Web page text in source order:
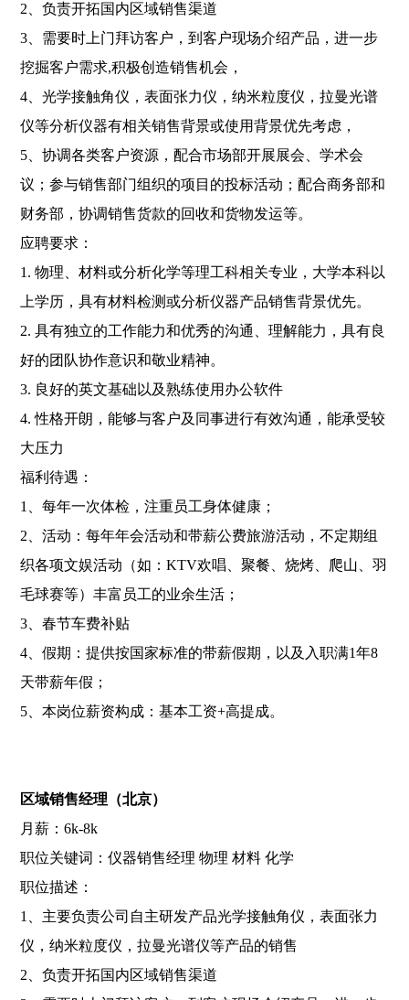
2、负责开拓国内区域销售渠道
3、需要时上门拜访客户，到客户现场介绍产品，进一步
挖掘客户需求,积极创造销售机会，
4、光学接触角仪，表面张力仪，纳米粒度仪，拉曼光谱
仪等分析仪器有相关销售背景或使用背景优先考虑，
5、协调各类客户资源，配合市场部开展展会、学术会
议；参与销售部门组织的项目的投标活动；配合商务部和
财务部，协调销售货款的回收和货物发运等。
应聘要求：
1. 物理、材料或分析化学等理工科相关专业，大学本科以
上学历，具有材料检测或分析仪器产品销售背景优先。
2. 具有独立的工作能力和优秀的沟通、理解能力，具有良
好的团队协作意识和敬业精神。
3. 良好的英文基础以及熟练使用办公软件
4. 性格开朗，能够与客户及同事进行有效沟通，能承受较
大压力
福利待遇：
1、每年一次体检，注重员工身体健康；
2、活动：每年年会活动和带薪公费旅游活动，不定期组
织各项文娱活动（如：KTV欢唱、聚餐、烧烤、爬山、羽
毛球赛等）丰富员工的业余生活；
3、春节车费补贴
4、假期：提供按国家标准的带薪假期，以及入职满1年8
天带薪年假；
5、本岗位薪资构成：基本工资+高提成。
区域销售经理（北京）
月薪：6k-8k
职位关键词：仪器销售经理 物理 材料 化学
职位描述：
1、主要负责公司自主研发产品光学接触角仪，表面张力
仪，纳米粒度仪，拉曼光谱仪等产品的销售
2、负责开拓国内区域销售渠道